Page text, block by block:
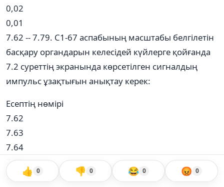
0,02
0,01
7.62 -- 7.79. С1-67 аспабының масштабы белгілетін
басқару органдарын келесідей күйлерге қойғанда
7.2 суреттің экранында көрсетілген сигналдың
импульс ұзақтығын анықтау керек:
Есептің нөмірі
7.62
7.63
7.64
7.65
7.66👍 0 👎 0 😂 0 😡 0